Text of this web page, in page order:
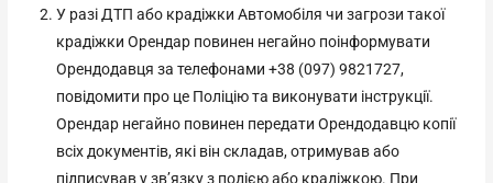
У разі ДТП або крадіжки Автомобіля чи загрози такої
крадіжки Орендар повинен негайно поінформувати
Орендодавця за телефонами +38 (097) 9821727,
повідомити про це Поліцію та виконувати інструкції.
Орендар негайно повинен передати Орендодавцю копії
всіх документів, які він складав, отримував або
підписував у зв’язку з подією або крадіжкою. При